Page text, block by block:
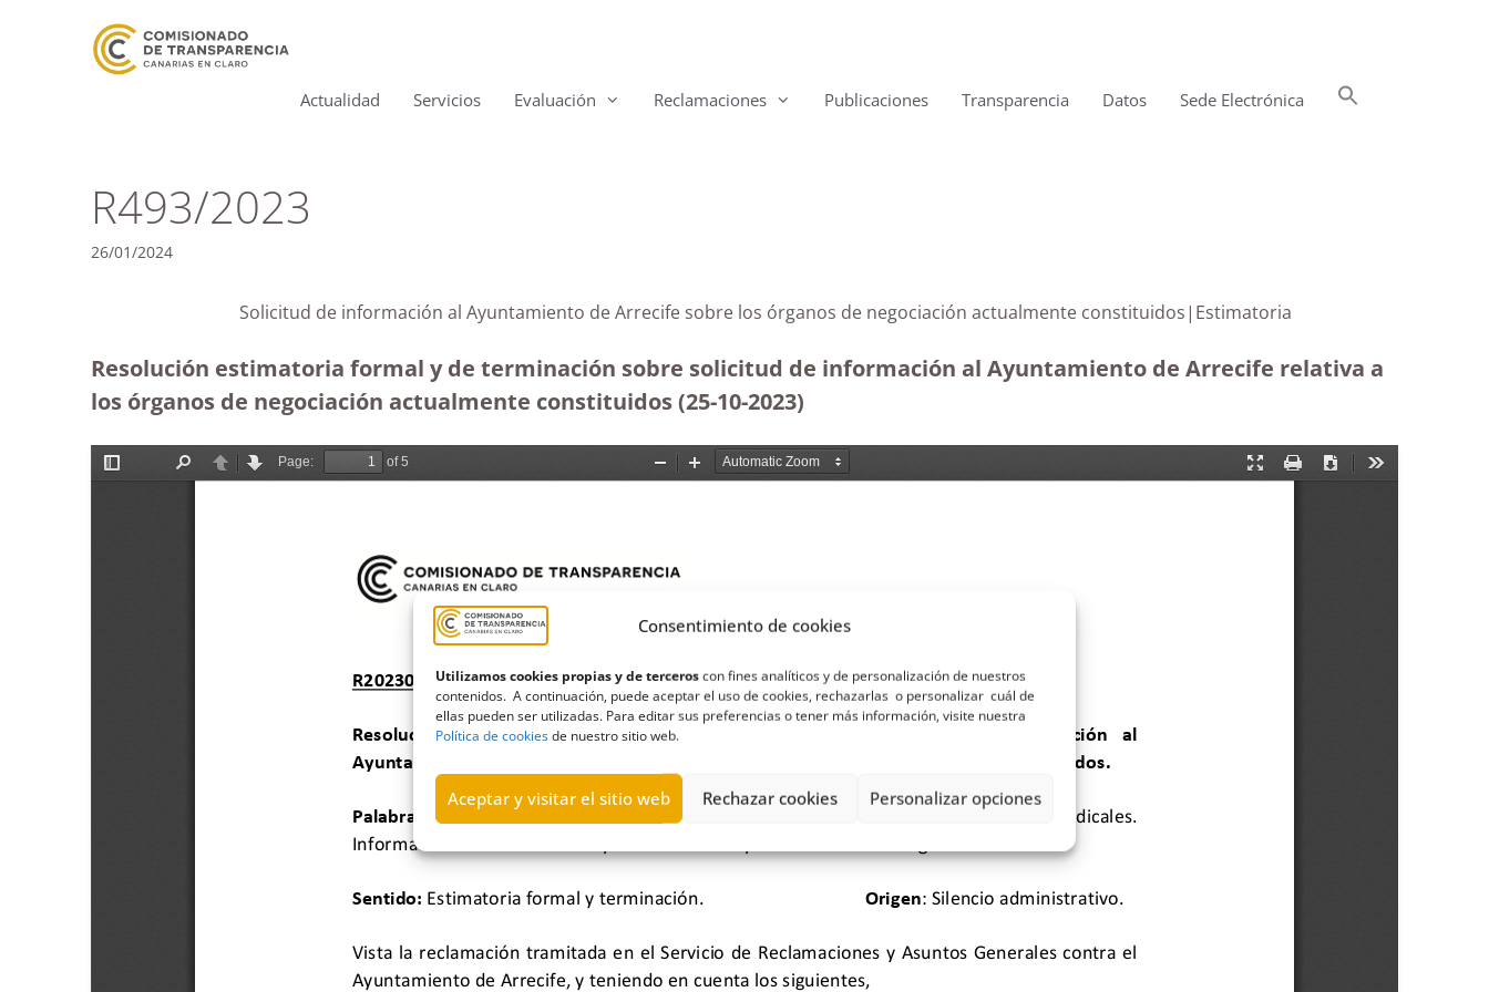
Consentimiento de cookies
Utilizamos cookies propias y de terceroscon fines analíticos y de personalización de nuestros
contenidos. A continuación, puede aceptar el uso de cookies, rechazarlas o personalizar cuál de
ellas pueden ser utilizadas. Para editar sus preferencias o tener más información, visite nuestra
Política de cookiesde nuestro sitio web.
Aceptar y visitar el sitio web Rechazar cookies Personalizar opciones
Actualidad Servicios Evaluación Reclamaciones Publicaciones Transparencia Datos Sede Electrónica
R493/2023
26/01/2024
Solicitud de información al Ayuntamiento de Arrecife sobre los órganos de negociación actualmente constituidos|Estimatoria
Resolución estimatoria formal y de terminación sobre solicitud de información al Ayuntamiento de Arrecife relativa a
los órganos de negociación actualmente constituidos (25-10-2023)